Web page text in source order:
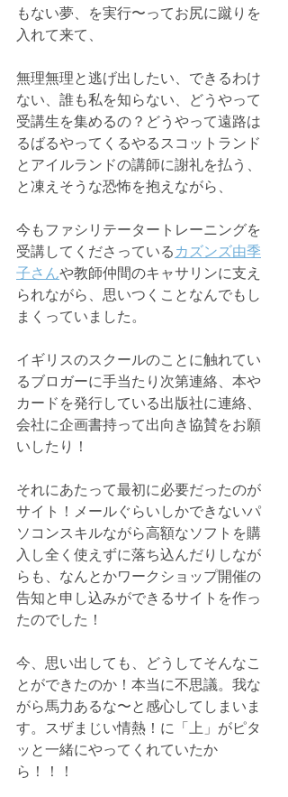
もない夢、を実行〜ってお尻に蹴りを
入れて来て、
無理無理と逃げ出したい、できるわけ
ない、誰も私を知らない、どうやって
受講生を集めるの？どうやって遠路は
るばるやってくるやるスコットランド
とアイルランドの講師に謝礼を払う、
と凍えそうな恐怖を抱えながら、
今もファシリテータートレーニングを
受講してくださっている カズンズ由季
子さんや教師仲間のキャサリンに支え
られながら、思いつくことなんでもし
まくっていました。
イギリスのスクールのことに触れてい
るブロガーに手当たり次第連絡、本や
カードを発行している出版社に連絡、
会社に企画書持って出向き協賛をお願
いしたり！
それにあたって最初に必要だったのが
サイト！メールぐらいしかできないパ
ソコンスキルながら高額なソフトを購
入し全く使えずに落ち込んだりしなが
らも、なんとかワークショップ開催の
告知と申し込みができるサイトを作っ
たのでした！
今、思い出しても、どうしてそんなこ
とができたのか！本当に不思議。我な
がら馬力あるな〜と感心してしまいま
す。スザまじい情熱！に「上」がピタ
ッと一緒にやってくれていたか
ら！！！